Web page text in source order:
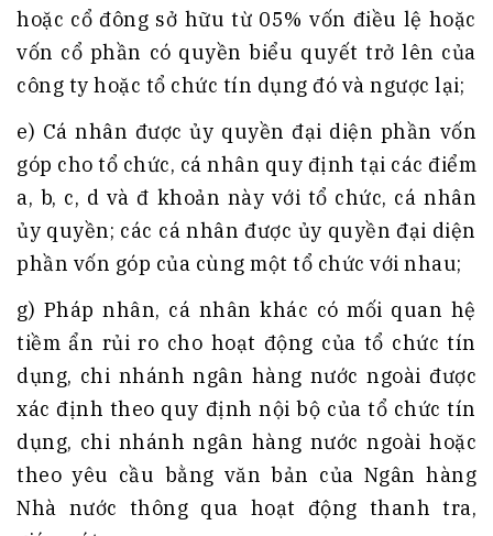
hoặc cổ đông sở hữu từ 05% vốn điều lệ hoặc
vốn cổ phần có quyền biểu quyết trở lên của
công ty hoặc tổ chức tín dụng đó và ngược lại;
e) Cá nhân được ủy quyền đại diện phần vốn
góp cho tổ chức, cá nhân quy định tại các điểm
a, b, c, d và đ khoản này với tổ chức, cá nhân
ủy quyền; các cá nhân được ủy quyền đại diện
phần vốn góp của cùng một tổ chức với nhau;
g) Pháp nhân, cá nhân khác có mối quan hệ
tiềm ẩn rủi ro cho hoạt động của tổ chức tín
dụng, chi nhánh ngân hàng nước ngoài được
xác định theo quy định nội bộ của tổ chức tín
dụng, chi nhánh ngân hàng nước ngoài hoặc
theo yêu cầu bằng văn bản của Ngân hàng
Nhà nước thông qua hoạt động thanh tra,